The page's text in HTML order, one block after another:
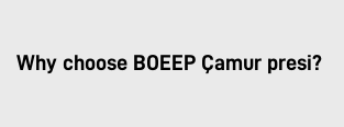
Why choose BOEEP Çamur presi?